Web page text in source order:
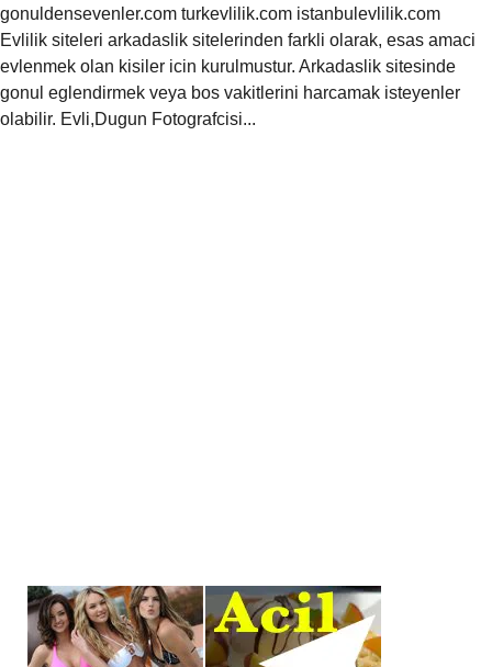
gonuldensevenler.com turkevlilik.com istanbulevlilik.com
Evlilik siteleri arkadaslik sitelerinden farkli olarak, esas amaci
evlenmek olan kisiler icin kurulmustur. Arkadaslik sitesinde
gonul eglendirmek veya bos vakitlerini harcamak isteyenler
olabilir. Evli,Dugun Fotografcisi...